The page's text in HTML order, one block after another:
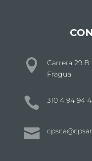

Carrera 29 B
Fragua
 310 4 94 94
